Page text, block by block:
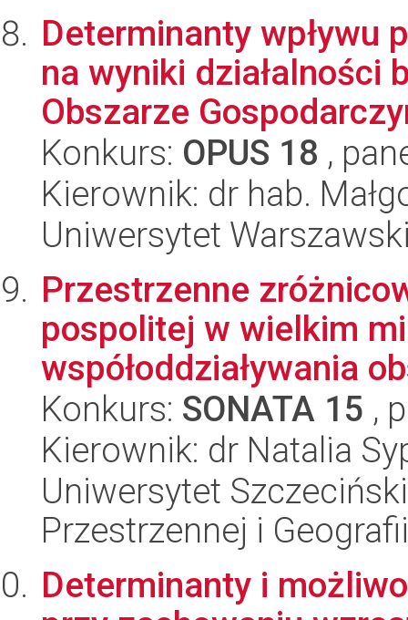
Determinanty wpływu
na wyniki działalności
Obszarze
Konkurs: OPUS 18 ,
Kierownik: dr hab.
Uniwersytet
Przestrzenne
pospolitej w wielkim
współoddziaływania
Konkurs: SONATA 15 ,
Kierownik: dr Natalia
Uniwersytet
Przestrzennej i
Determinanty i